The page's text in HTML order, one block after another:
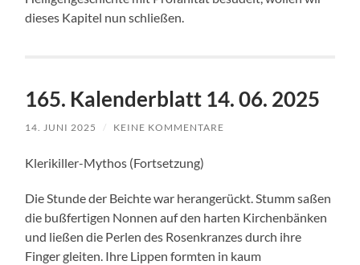
dieses Kapitel nun schließen.
165. Kalenderblatt 14. 06. 2025
14. JUNI 2025 / KEINE KOMMENTARE
Klerikiller-Mythos (Fortsetzung)
Die Stunde der Beichte war herangerückt. Stumm saßen
die bußfertigen Nonnen auf den harten Kirchenbänken
und ließen die Perlen des Rosenkranzes durch ihre
Finger gleiten. Ihre Lippen formten in kaum